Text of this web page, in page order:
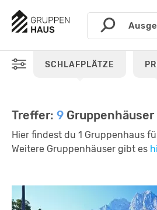
SCHLAFPLÄTZE
Treffer: 9
Hier findest du 1 Gruppenhaus
Weitere Gruppenhäuser gibt es